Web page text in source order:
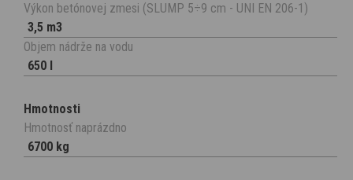
Výkon betónovej zmesi (SLUMP 5÷9 cm - UNI EN 206-1)
3,5 m3
Objem nádrže na vodu
650 l
Hmotnosti
Hmotnosť naprázdno
6700 kg